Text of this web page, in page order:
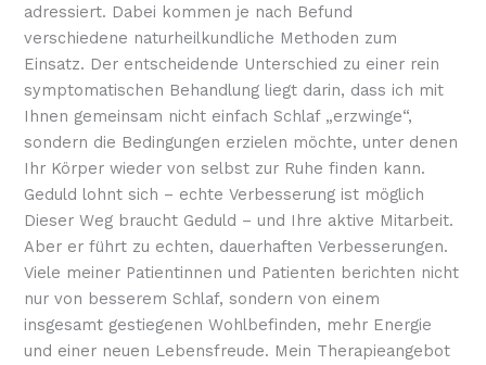
adressiert. Dabei kommen je nach Befund
verschiedene naturheilkundliche Methoden zum
Einsatz. Der entscheidende Unterschied zu einer rein
symptomatischen Behandlung liegt darin, dass ich mit
Ihnen gemeinsam nicht einfach Schlaf „erzwinge“,
sondern die Bedingungen erzielen möchte, unter denen
Ihr Körper wieder von selbst zur Ruhe finden kann.
Geduld lohnt sich – echte Verbesserung ist möglich
Dieser Weg braucht Geduld – und Ihre aktive Mitarbeit.
Aber er führt zu echten, dauerhaften Verbesserungen.
Viele meiner Patientinnen und Patienten berichten nicht
nur von besserem Schlaf, sondern von einem
insgesamt gestiegenen Wohlbefinden, mehr Energie
und einer neuen Lebensfreude. Mein Therapieangebot